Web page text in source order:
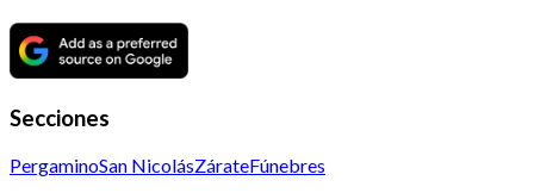
Secciones
PergaminoSan NicolásZárateFúnebres